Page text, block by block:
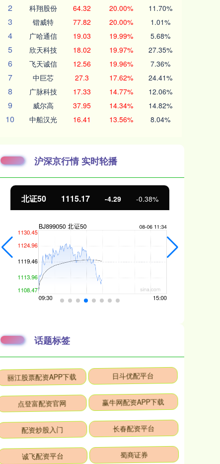
2 科翔股份 64.32 20.00% 11.70%
3 锴威特 77.82 20.00% 1.01%
4 广哈通信 19.03 19.99% 5.68%
5 欣天科技 18.02 19.97% 27.35%
6 飞天诚信 12.56 19.96% 7.36%
7 中巨芯 27.3 17.62% 24.41%
8 广脉科技 17.33 14.77% 12.06%
9 威尔高 37.95 14.34% 14.82%
10 中船汉光 16.41 13.56% 8.04%
沪深京行情 实时轮播
北证50 1115.17 -4.29 -0.38%
话题标签
丽江股票配资APP下载 日斗优配平台
点登富配资官网 赢牛网配资APP下载
配资炒股入门 长春配资平台
诚飞配资平台 蜀商证券